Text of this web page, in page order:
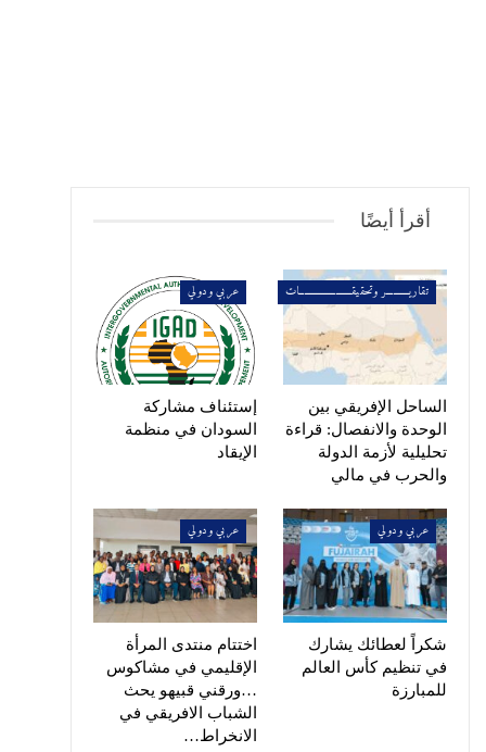
أقرأ أيضًا
تقاريــــــــــر وتحقيقـــــــــــــــــــــــات
الساحل الإفريقي بين
الوحدة والانفصال: قراءة
تحليلية لأزمة الدولة
والحرب في مالي
عربي ودولي
إستئناف مشاركة
السودان في منظمة
الإيقاد
عربي ودولي
شكراً لعطائك يشارك
في تنظيم كأس العالم
للمبارزة
عربي ودولي
اختتام منتدى المرأة
الإقليمي في مشاكوس
…ورقني قبيهو يحث
الشباب الافريقي في
الانخراط…